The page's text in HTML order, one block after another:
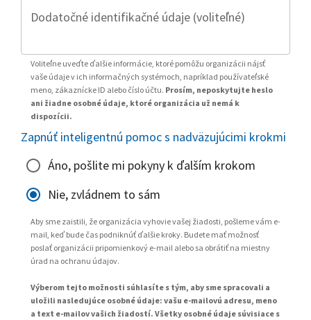
Dodatočné identifikačné údaje (voliteľné)
Voliteľne uveďte ďalšie informácie, ktoré pomôžu organizácii nájsť
vaše údaje v ich informačných systémoch, napríklad používateľské
meno, zákaznícke ID alebo číslo účtu. Prosím, neposkytujte heslo
ani žiadne osobné údaje, ktoré organizácia už nemá k
dispozícii.
Zapnúť inteligentnú pomoc s nadväzujúcimi krokmi
Áno, pošlite mi pokyny k ďalším krokom
Nie, zvládnem to sám
Aby sme zaistili, že organizácia vyhovie vašej žiadosti, pošleme vám e-
mail, keď bude čas podniknúť ďalšie kroky. Budete mať možnosť
poslať organizácii pripomienkový e-mail alebo sa obrátiť na miestny
úrad na ochranu údajov.
Výberom tejto možnosti súhlasíte s tým, aby sme spracovali a
uložili nasledujúce osobné údaje: vašu e-mailovú adresu, meno
a text e-mailov vašich žiadostí. Všetky osobné údaje súvisiace s